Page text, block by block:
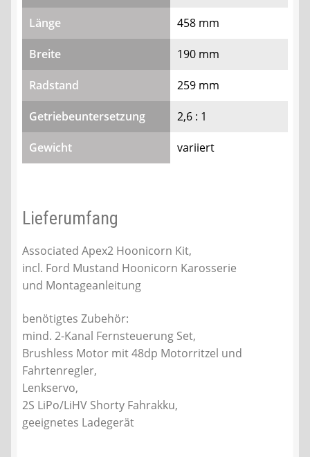
Länge 458 mm
Breite 190 mm
Radstand 259 mm
Getriebeuntersetzung 2,6 : 1
Gewicht variiert
Lieferumfang
Associated Apex2 Hoonicorn Kit,
incl. Ford Mustand Hoonicorn Karosserie
und Montageanleitung
benötigtes Zubehör:
mind. 2-Kanal Fernsteuerung Set,
Brushless Motor mit 48dp Motorritzel und
Fahrtenregler,
Lenkservo,
2S LiPo/LiHV Shorty Fahrakku,
geeignetes Ladegerät